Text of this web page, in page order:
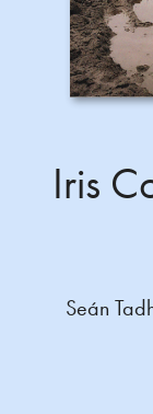
Iris
Seán